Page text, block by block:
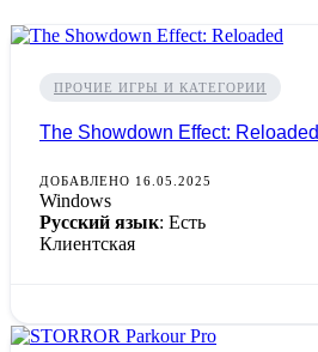
ПРОЧИЕ ИГРЫ И КАТЕГОРИИ
The Showdown Effect: Reloaded
ДОБАВЛЕНО 16.05.2025
Windows
Русский язык: Есть
Клиентская